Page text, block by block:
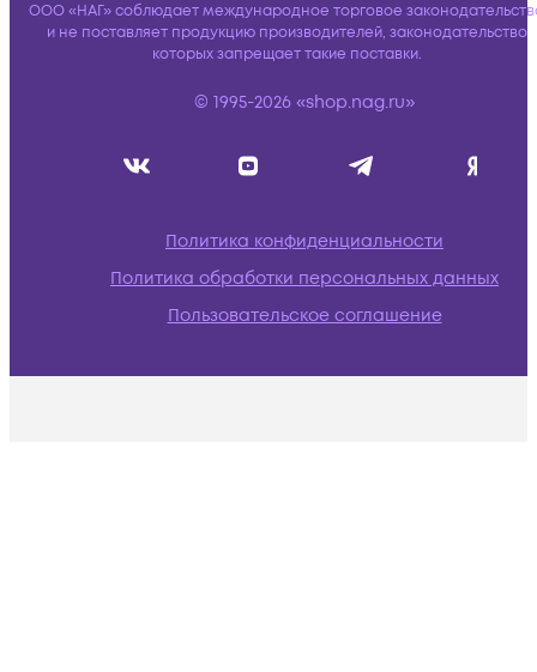
ООО «НАГ» соблюдает международное торговое
и не поставляет продукцию производителей, законодательство
которых запрещает такие поставки.
© 1995-2026 «shop.nag.ru»
Политика конфиденциальности
Политика обработки персональных данных
Пользовательское соглашение